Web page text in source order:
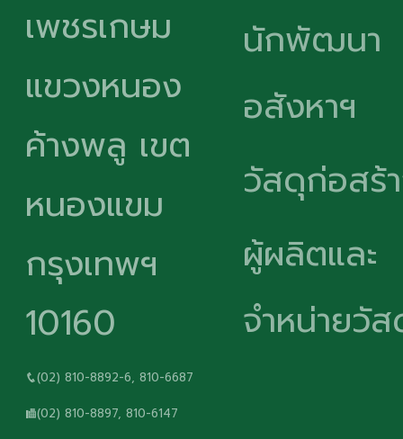
เพชรเกษม
แขวงหนอง
ค้างพลู เขต
หนองแขม
กรุงเทพฯ
10160
(02) 810-8892-6, 810-6687
(02) 810-8897, 810-6147
นักพัฒนา
อสังหาฯ
วัสดุก่อสร้
ผู้ผลิตและ
จำหน่ายวั